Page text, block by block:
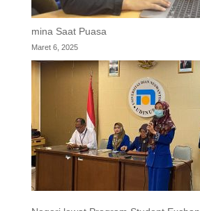
mina Saat Puasa
Maret 6, 2025